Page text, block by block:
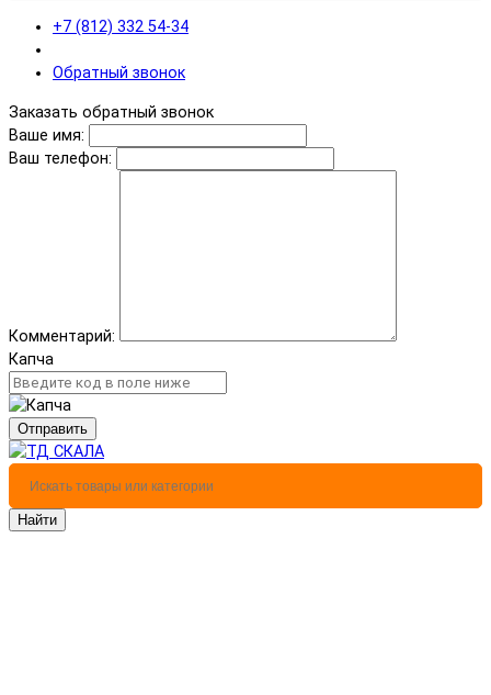
+7 (812) 332 54-34
Обратный звонок
Заказать обратный звонок
Ваше имя:
Ваш телефон:
Комментарий:
Капча
Отправить
Найти